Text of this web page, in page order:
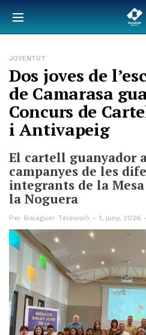
JOVENTUT
Dos joves de
de Camarasa
Concurs de
i Antivapeig
El cartell guanyador
campanyes de les
integrants de la
la Noguera
Per Balaguer Televisió 1, juny, 2026